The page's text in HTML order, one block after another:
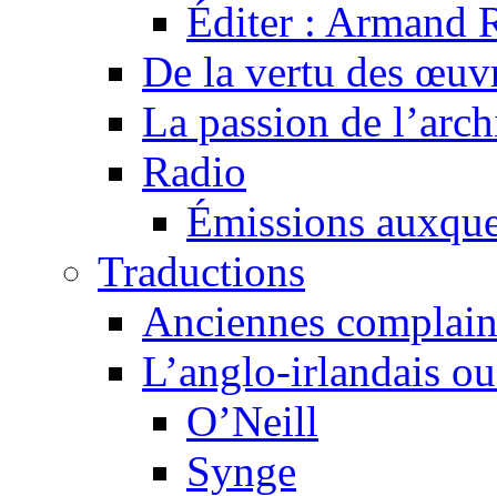
Éditer : Armand
De la vertu des
La passion de
Radio
Émissions
Traductions
Anciennes
L’anglo-irlandais
O’Neill
Synge